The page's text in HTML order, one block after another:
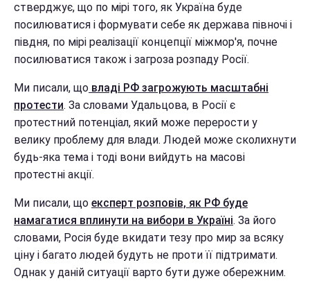
стверджує, що по мірі того, як Україна буде
посилюватися і формувати себе як держава півночі і
півдня, по мірі реалізації концепції міжмор'я, почне
посилюватися також і загроза розпаду Росії.
Ми писали, що владі РФ загрожують масштабні
протести. За словами Удальцова, в Росії є
протестний потенціал, який може перерости у
велику проблему для влади. Людей може сколихнути
будь-яка тема і тоді вони вийдуть на масові
протестні акції.
Ми писали, що експерт розповів, як РФ буде
намагатися вплинути на вибори в Україні. За його
словами, Росія буде вкидати тезу про мир за всяку
ціну і багато людей будуть не проти її підтримати.
Однак у даній ситуації варто бути дуже обережним.